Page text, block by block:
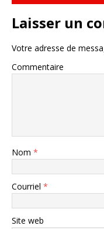
Laisser un
Votre adresse de
Commentaire
Nom *
Courriel *
Site web